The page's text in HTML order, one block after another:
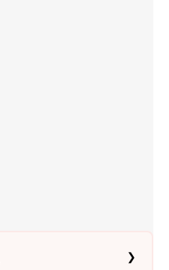
❯